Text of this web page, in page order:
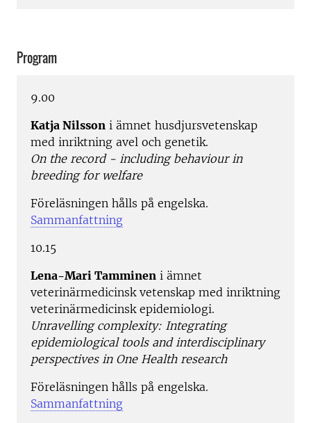
Program
9.00
Katja Nilsson i ämnet husdjursvetenskap
med inriktning avel och genetik.
On the record - including behaviour in
breeding for welfare
Föreläsningen hålls på engelska.
Sammanfattning
10.15
Lena-Mari Tamminen i ämnet
veterinärmedicinsk vetenskap med inriktning
veterinärmedicinsk epidemiologi.
Unravelling complexity: Integrating
epidemiological tools and interdisciplinary
perspectives in One Health research
Föreläsningen hålls på engelska.
Sammanfattning